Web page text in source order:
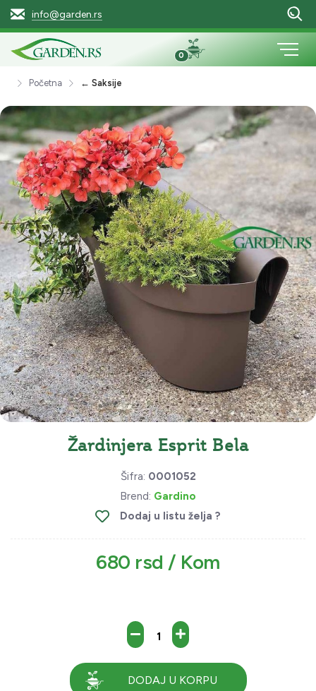
info@garden.rs
0
Početna ← Saksije
Žardinjera Esprit Bela
Šifra: 0001052
Brend: Gardino
Dodaj u listu želja ?
680 rsd / Kom
DODAJ U KORPU